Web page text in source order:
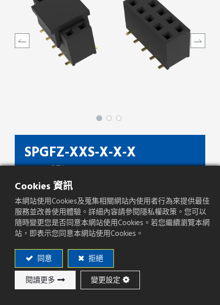
SPGFZ-XXS-X-X-X
SPGFZ 系列
種類
Socket
間距(mm) 2.54mm
產品方向 Right Angle
PCB焊板方式 SMT
Cookies 資訊
本網站使用Cookies及蒐集相關網站內使用者行為來提供最佳
服務並改善使用體驗。詳細內容請參閱隱私權政策。您可以
隨時變更您是否同意本網站使用Cookies。若您繼續瀏覽本網
站，即表示您同意本網站使用Cookies。
同意 拒絕
閱讀更多 變更設定